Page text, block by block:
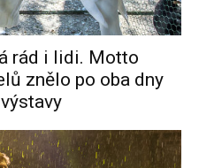
rád i lidi. Motto
znělo po oba dny